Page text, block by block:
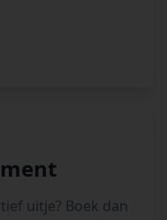
uitje? Boek dan